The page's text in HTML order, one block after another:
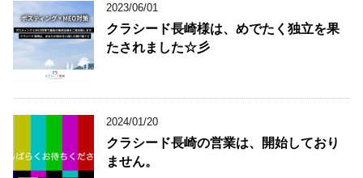
2023/06/01
クラシード長崎様は、めでたく独立を果
たされました☆彡
2024/01/20
クラシード長崎の営業は、開始しており
ません。